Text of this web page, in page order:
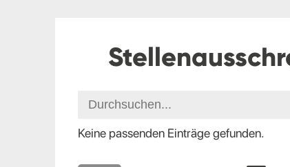
Keine passenden Einträge gefunden.